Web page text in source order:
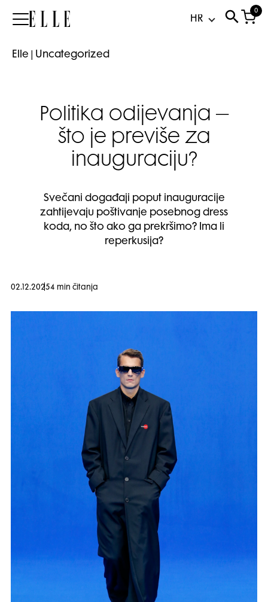
Elle
0
Elle Uncategorized
Politika odijevanja –
što je previše za
inauguraciju?
Svečani događaji poput inauguracije
zahtijevaju poštivanje posebnog dress
koda, no što ako ga prekršimo? Ima li
reperkusija?
02.12.20254 min čitanja